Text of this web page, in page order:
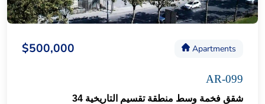
Apartments
$500,000
AR-099
شقق فخمة وسط منطقة تقسيم التاريخية 34